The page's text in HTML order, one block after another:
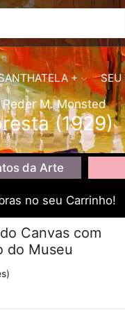
+ SEU
Peder M. Monsted
(1929)
da Arte
no seu Carrinho!
Canvas com
do Museu